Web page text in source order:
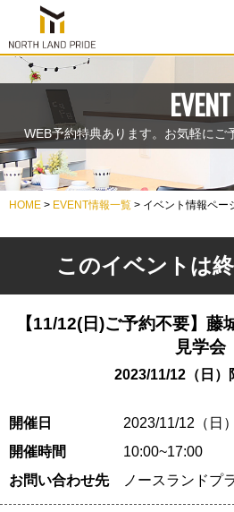
EVENT
WEB予約特典あります。お気軽にご
HOME > EVENT情報一覧 > イベント情報ペー
このイベントは
【11/12(日)ご予約不要】藤
見学会
2023/11/12（日）
開催日
2023/11/12（日
開催時間
10:00~17:00
お問い合わせ先
ノースランドプ